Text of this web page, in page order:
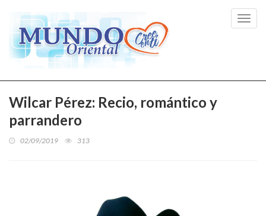
Wilcar Pérez: Recio, romántico y
parrandero
02/09/2019 313